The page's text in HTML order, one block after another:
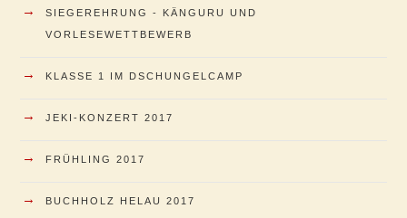
→
SIEGEREHRUNG - KÄNGURU UND
VORLESEWETTBEWERB
→ KLASSE 1 IM DSCHUNGELCAMP
→ JEKI-KONZERT 2017
→ FRÜHLING 2017
→ BUCHHOLZ HELAU 2017